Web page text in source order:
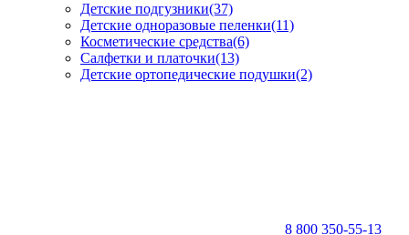
Детские подгузники(37)
Детские одноразовые пеленки(11)
Косметические средства(6)
Салфетки и платочки(13)
Детские ортопедические подушки(2)
8 800 350-55-13